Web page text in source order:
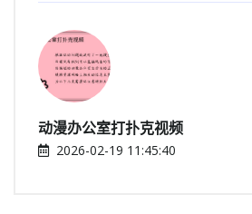
动漫办公室打扑克视频
2026-02-19 11:45:40